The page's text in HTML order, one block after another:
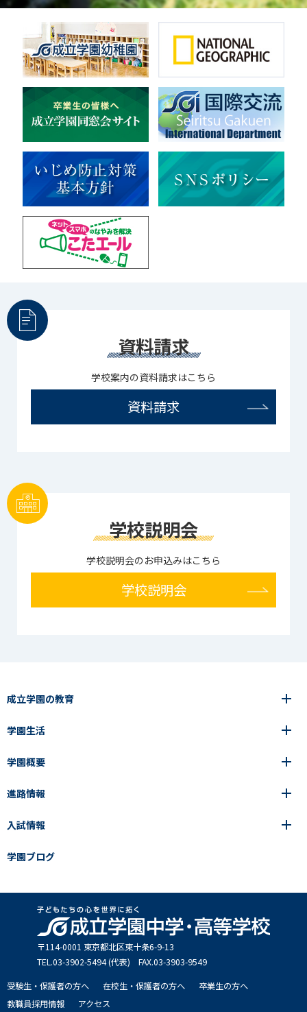
資料請求
学校案内の資料請求はこちら
資料請求
学校説明会
学校説明会のお申込みはこちら
学校説明会
成立学園の教育
6年間の一貫教育
中学校
高等学校
成立メソッド
教科指導の特徴
卒業生の声
中学校
成立メソッド
卒業生の声
成立学園ならではの教育
見える学力×見えない学力
学園生活
年間行事
施設紹介
制服
学園ブログ
学園概要
学園の歩み
アクセス
進路情報
進路・進学
入試情報
中学入試Q&A
入試結果
説明会・イベント日程
出願方法・募集要項
学園ブログ
〒114-0001 東京都北区東⼗条6-9-13
TEL.03-3902-5494 (代表) FAX.03-3903-9549
受験生・保護者の方へ
在校生・保護者の方へ
卒業生の方へ
教職員採用情報
アクセス